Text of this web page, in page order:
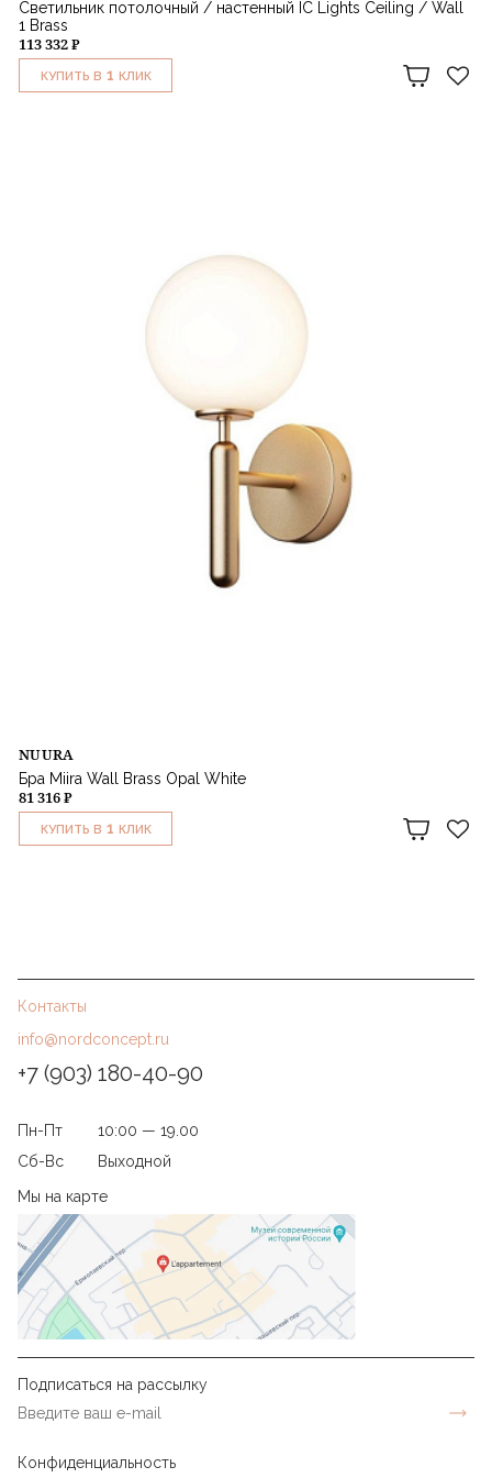
Светильник потолочный / настенный IC Lights Ceiling / Wall
1 Brass
113 332 ₽
КУПИТЬ В 1 КЛИК
NUURA
Бра Miira Wall Brass Opal White
81 316 ₽
КУПИТЬ В 1 КЛИК
Контакты
info@nordconcept.ru
+7 (903) 180-40-90
Пн-Пт
10:00 — 19.00
Сб-Вс
Выходной
Мы на карте
Подписаться на рассылку
Конфиденциальность